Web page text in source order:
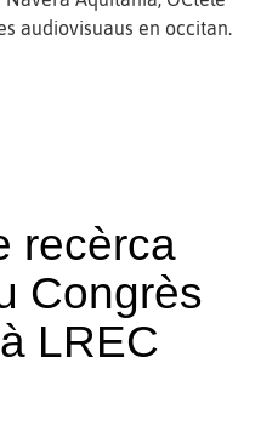
audiovisuaus en occitan.
recèrca
Congrès
LREC